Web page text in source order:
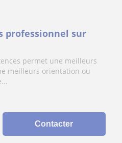
professionnel sur
permet une meilleurs
meilleurs orientation ou
Contacter